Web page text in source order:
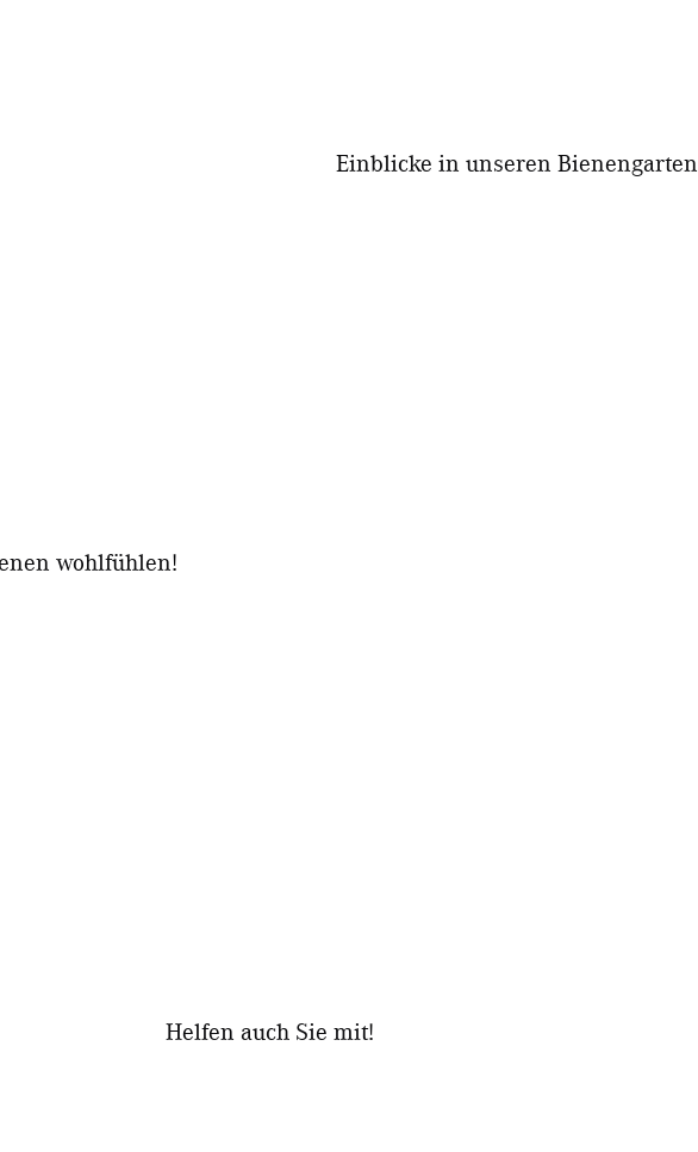
Einblicke in unseren Bienengarten
wohlfühlen!
Helfen auch Sie mit!